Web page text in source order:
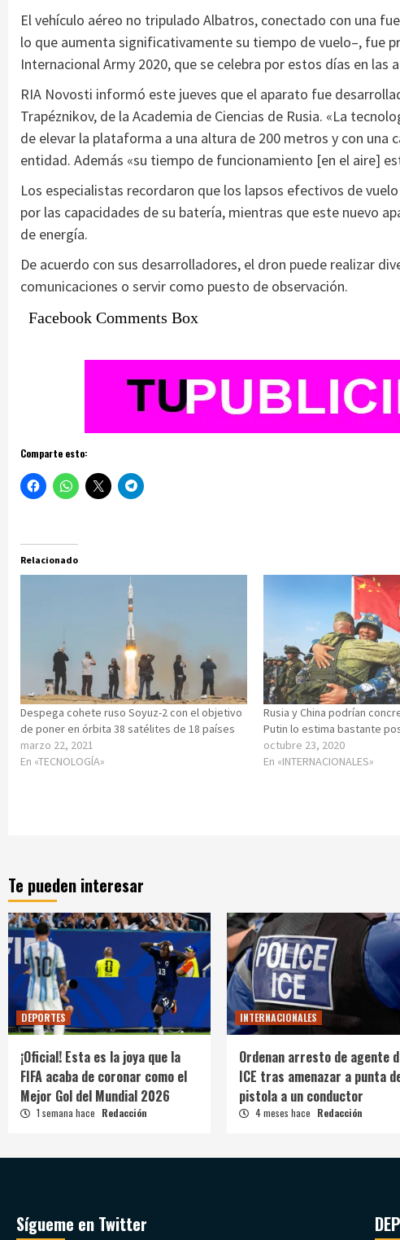
El vehículo aéreo no tripulado Albatros, conectado con una
lo que aumenta significativamente su tiempo de vuelo–, fue
Internacional Army 2020, que se celebra por estos días en las
RIA Novosti informó este jueves que el aparato fue
Trapéznikov, de la Academia de Ciencias de Rusia. «La
de elevar la plataforma a una altura de 200 metros y con una
entidad. Además «su tiempo de funcionamiento [en el aire]
Los especialistas recordaron que los lapsos efectivos de
por las capacidades de su batería, mientras que este nuevo
de energía.
De acuerdo con sus desarrolladores, el dron puede realizar
comunicaciones o servir como puesto de observación.
Facebook Comments Box
Comparte esto:
Relacionado
Despega cohete ruso Soyuz-2 con el objetivo
de poner en órbita 38 satélites de 18 países
marzo 22, 2021
En «TECNOLOGÍA»
Rusia y China podrían
Putin lo estima bastante
octubre 23, 2020
En «INTERNACIONALES»
Te pueden interesar
DEPORTES
¡Oficial! Esta es la joya que la
FIFA acaba de coronar como el
Mejor Gol del Mundial 2026
1 semana hace Redacción
INTERNACIONALES
Ordenan arresto de agente
ICE tras amenazar a punta
pistola a un conductor
4 meses hace Redacción
Sígueme en Twitter